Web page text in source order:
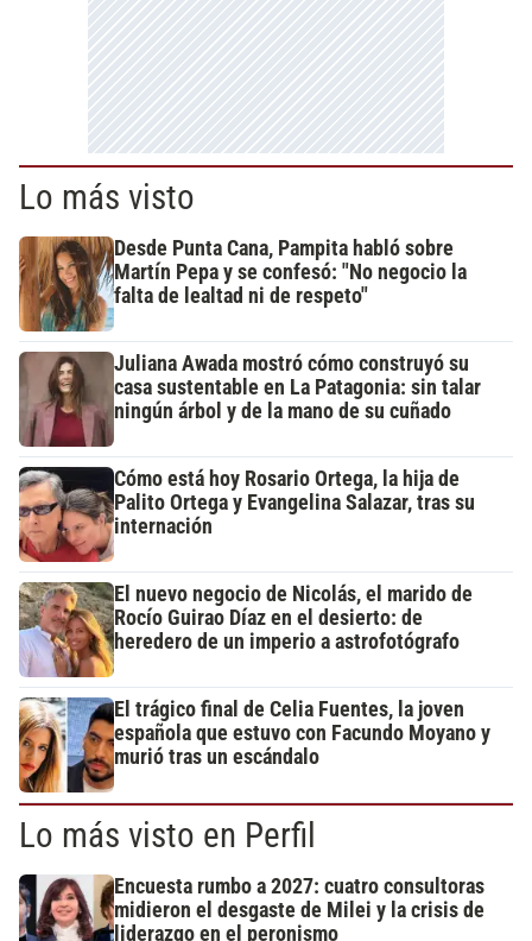
Lo más visto
Desde Punta Cana, Pampita habló sobre
Martín Pepa y se confesó: "No negocio la
falta de lealtad ni de respeto"
Juliana Awada mostró cómo construyó su
casa sustentable en La Patagonia: sin talar
ningún árbol y de la mano de su cuñado
Cómo está hoy Rosario Ortega, la hija de
Palito Ortega y Evangelina Salazar, tras su
internación
El nuevo negocio de Nicolás, el marido de
Rocío Guirao Díaz en el desierto: de
heredero de un imperio a astrofotógrafo
El trágico final de Celia Fuentes, la joven
española que estuvo con Facundo Moyano y
murió tras un escándalo
Lo más visto en Perfil
Encuesta rumbo a 2027: cuatro consultoras
midieron el desgaste de Milei y la crisis de
liderazgo en el peronismo